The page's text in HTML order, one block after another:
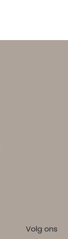
Volg ons